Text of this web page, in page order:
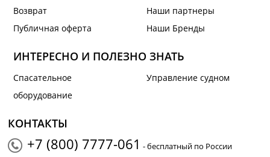
Возврат
Публичная оферта
Наши партнеры
Наши Бренды
ИНТЕРЕСНО И ПОЛЕЗНО ЗНАТЬ
Спасательное
оборудование
Управление судном
КОНТАКТЫ
+7 (800) 7777-061 - бесплатный по России